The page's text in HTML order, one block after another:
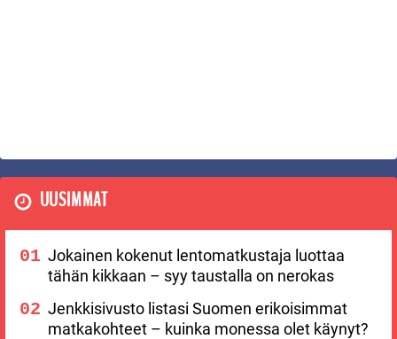
UUSIMMAT
Jokainen kokenut lentomatkustaja luottaa
tähän kikkaan – syy taustalla on nerokas
Jenkkisivusto listasi Suomen erikoisimmat
matkakohteet – kuinka monessa olet käynyt?